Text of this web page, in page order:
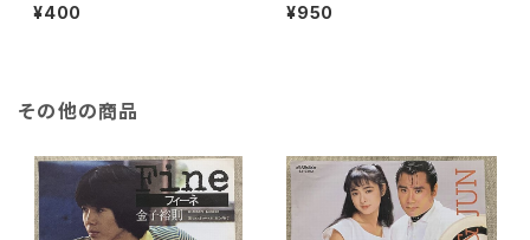
¥400 ¥950
その他の商品